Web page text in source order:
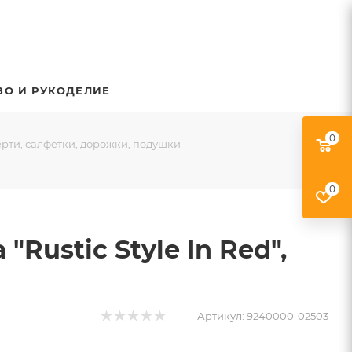
И РУКОДЕЛИЕ
салфетки, дорожки, подушки —
Style In Red",
Артикул: 9240000-02503
0
0